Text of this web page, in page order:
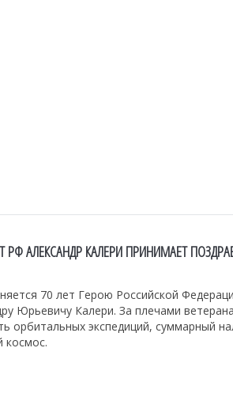
АЛЕКСАНДР КАЛЕРИ ПРИНИМАЕТ
70 лет Герою Российской
Юрьевичу Калери. За плечами ветерана
орбитальных экспедиций, суммарный
космос.